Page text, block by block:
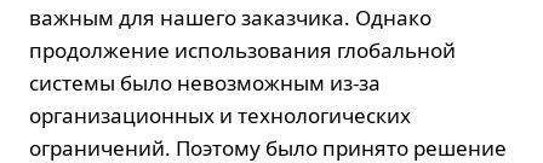
важным для нашего заказчика. Однако
продолжение использования глобальной
системы было невозможным из-за
организационных и технологических
ограничений. Поэтому было принято решение